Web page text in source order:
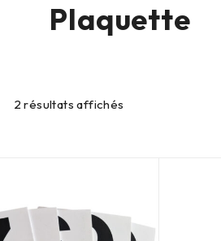
Plaquette
2 résultats affichés